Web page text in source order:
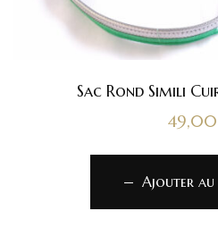
Sac Rond Simili
49,00
Ajouter au